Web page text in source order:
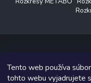
Tento web používa
tohto webu vyjadrujete
Copyright 2026